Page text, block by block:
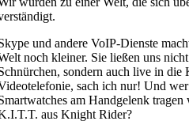
und andere VoIP-Dienste
noch kleiner. Sie ließen uns
sondern auch live in die
sach ich nur! Und
am Handgelenk
aus Knight Rider?